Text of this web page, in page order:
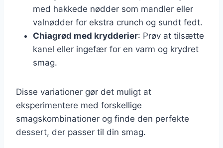
med hakkede nødder som mandler eller
valnødder for ekstra crunch og sundt fedt.
Chiagrød med krydderier: Prøv at tilsætte
kanel eller ingefær for en varm og krydret
smag.
Disse variationer gør det muligt at
eksperimentere med forskellige
smagskombinationer og finde den perfekte
dessert, der passer til din smag.